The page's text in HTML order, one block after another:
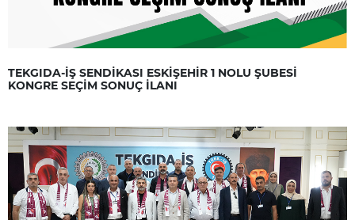
TEKGIDA-İŞ SENDİKASI ESKİŞEHİR 1 NOLU ŞUBESİ
KONGRE SEÇİM SONUÇ İLANI